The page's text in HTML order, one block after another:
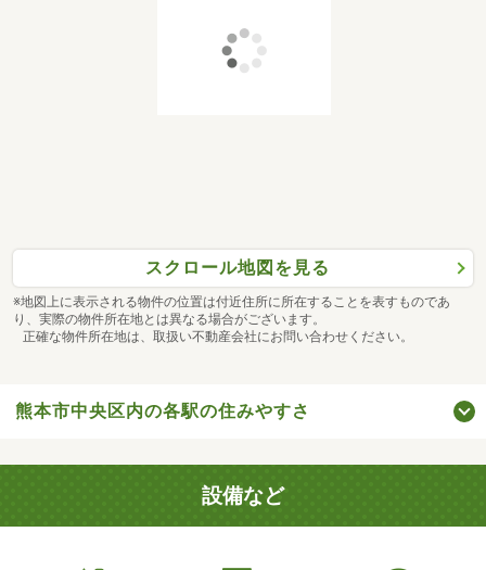
スクロール地図を見る
※地図上に表示される物件の位置は付近住所に所在することを表すものであ
り、実際の物件所在地とは異なる場合がございます。
正確な物件所在地は、取扱い不動産会社にお問い合わせください。
熊本市中央区内の各駅の住みやすさ
設備など